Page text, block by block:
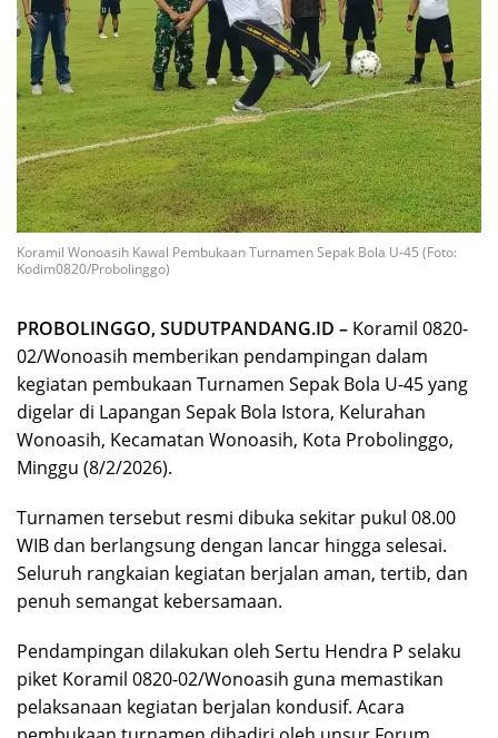
Koramil Wonoasih Kawal Pembukaan Turnamen Sepak Bola U-45 (Foto:
Kodim0820/Probolinggo)
PROBOLINGGO, SUDUTPANDANG.ID – Koramil 0820-
02/Wonoasih memberikan pendampingan dalam
kegiatan pembukaan Turnamen Sepak Bola U-45 yang
digelar di Lapangan Sepak Bola Istora, Kelurahan
Wonoasih, Kecamatan Wonoasih, Kota Probolinggo,
Minggu (8/2/2026).
Turnamen tersebut resmi dibuka sekitar pukul 08.00
WIB dan berlangsung dengan lancar hingga selesai.
Seluruh rangkaian kegiatan berjalan aman, tertib, dan
penuh semangat kebersamaan.
Pendampingan dilakukan oleh Sertu Hendra P selaku
piket Koramil 0820-02/Wonoasih guna memastikan
pelaksanaan kegiatan berjalan kondusif. Acara